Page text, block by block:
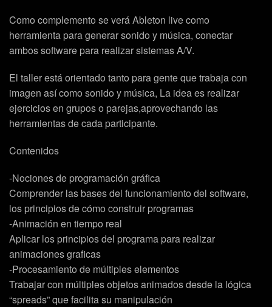
Como complemento se verá Ableton live como
herramienta para generar sonido y música, conectar
ambos software para realizar sistemas A/V.
El taller está orientado tanto para gente que trabaja con
imagen así como sonido y música, La idea es realizar
ejercicios en grupos o parejas,aprovechando las
herramientas de cada participante.
Contenidos
-Nociones de programación gráfica
Comprender las bases del funcionamiento del software,
los principios de cómo construir programas
-Animación en tiempo real
Aplicar los principios del programa para realizar
animaciones graficas
-Procesamiento de múltiples elementos
Trabajar con múltiples objetos animados desde la lógica
“spreads” que facilita su manipulación